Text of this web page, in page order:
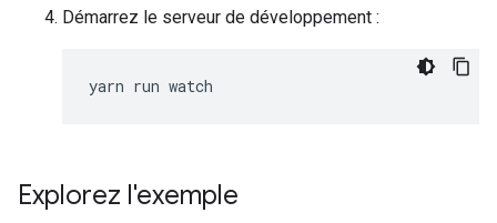
Démarrez le serveur de développement :
yarn run watch
Explorez l'exemple